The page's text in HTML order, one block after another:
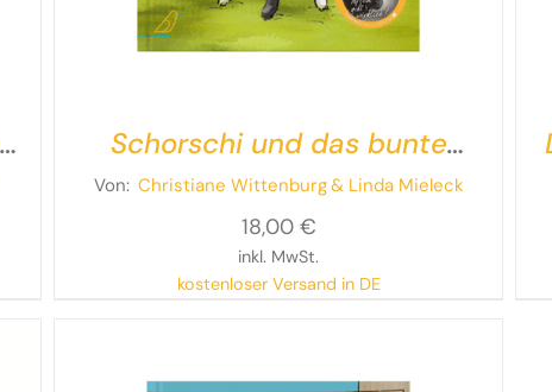
Schorschi und das bunte
Familiending
Von: Christiane Wittenburg& Linda Mieleck
18,00 €
inkl. MwSt.
kostenloser Versand in DE